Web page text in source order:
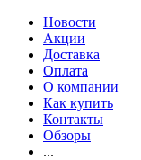
Новости
Акции
Доставка
Оплата
О компании
Как купить
Контакты
Обзоры
...